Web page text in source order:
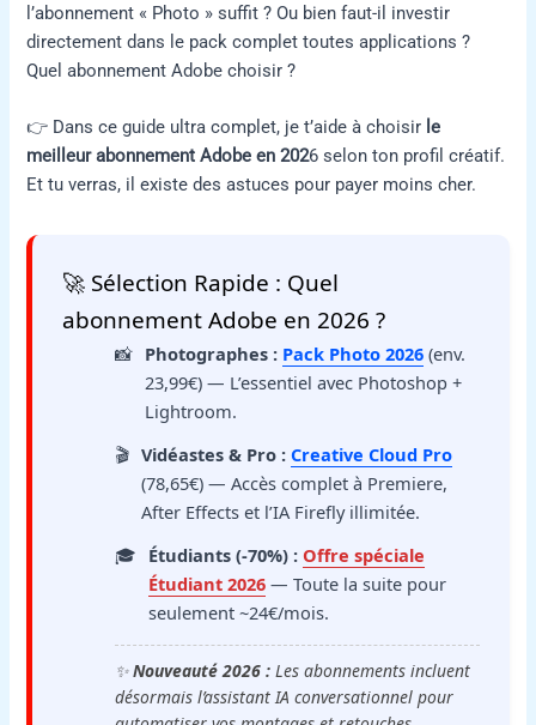
l’abonnement « Photo » suffit ? Ou bien faut-il investir
directement dans le pack complet toutes applications ?
Quel abonnement Adobe choisir ?
👉 Dans ce guide ultra complet, je t’aide à choisir le
meilleur abonnement Adobe en 2026 selon ton profil créatif.
Et tu verras, il existe des astuces pour payer moins cher.
🚀 Sélection Rapide : Quel
abonnement Adobe en 2026 ?
📸 Photographes : Pack Photo 2026 (env.
23,99€) — L’essentiel avec Photoshop +
Lightroom.
🎬 Vidéastes & Pro : Creative Cloud Pro
(78,65€) — Accès complet à Premiere,
After Effects et l’IA Firefly illimitée.
🎓 Étudiants (-70%) : Offre spéciale
Étudiant 2026 — Toute la suite pour
seulement ~24€/mois.
✨Nouveauté 2026 : Les abonnements incluent
désormais l’assistant IA conversationnel pour